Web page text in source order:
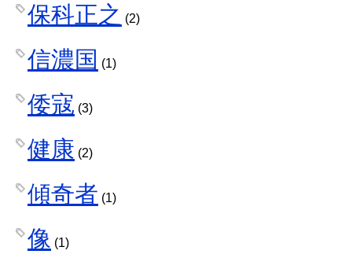
保科正之 (2)
信濃国 (1)
倭寇 (3)
健康 (2)
傾奇者 (1)
像 (1)